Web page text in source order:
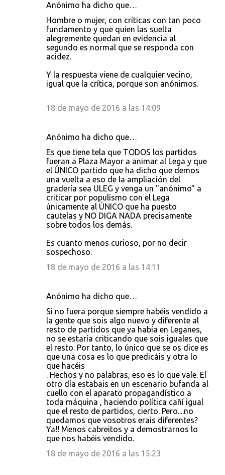
Anónimo ha dicho que…
Hombre o mujer, con críticas con tan poco
fundamento y que quien las suelta
alegremente quedan en evidencia al
segundo es normal que se responda con
acidez.
Y la respuesta viene de cualquier vecino,
igual que la crítica, porque son anónimos.
18 de mayo de 2016 a las 14:09
Anónimo ha dicho que…
Es que tiene tela que TODOS los partidos
fueran a Plaza Mayor a animar al Lega y que
el ÚNICO partido que ha dicho que demos
una vuelta a eso de la ampliación del
gradería sea ULEG y venga un "anónimo" a
criticar por populismo con el Lega
únicamente al ÚNICO que ha puesto
cautelas y NO DIGA NADA precisamente
sobre todos los demás.
Es cuanto menos curioso, por no decir
sospechoso.
18 de mayo de 2016 a las 14:11
Anónimo ha dicho que…
Si no fuera porque siempre habéis vendido a
la gente que sois algo nuevo y diferente al
resto de partidos que ya había en Leganes,
no se estaría criticando que sois iguales que
el resto. Por tanto, lo único que se os dice es
que una cosa es lo que predicáis y otra lo
que hacéis
. Hechos y no palabras, eso es lo que vale. El
otro día estabais en un escenario bufanda al
cuello con el aparato propagandístico a
toda máquina , haciendo política cañí igual
que el resto de partidos, cierto. Pero....no
quedamos que vosotros erais diferentes?
Ya!! Menos cabreitos y a demostrarnos lo
que nos habéis vendido.
18 de mayo de 2016 a las 15:23